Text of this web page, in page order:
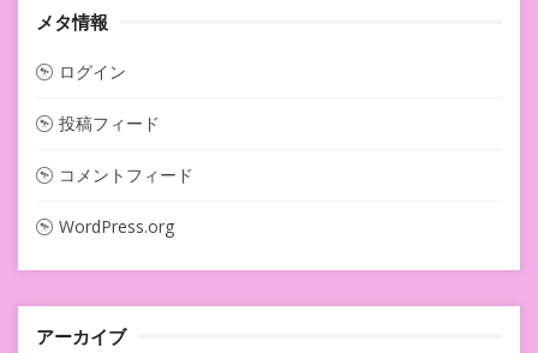
メタ情報
ログイン
投稿フィード
コメントフィード
WordPress.org
アーカイブ